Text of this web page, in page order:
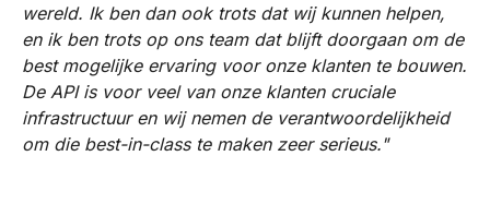
wereld. Ik ben dan ook trots dat wij kunnen helpen,
en ik ben trots op ons team dat blijft doorgaan om de
best mogelijke ervaring voor onze klanten te bouwen.
De API is voor veel van onze klanten cruciale
infrastructuur en wij nemen de verantwoordelijkheid
om die best-in-class te maken zeer serieus."